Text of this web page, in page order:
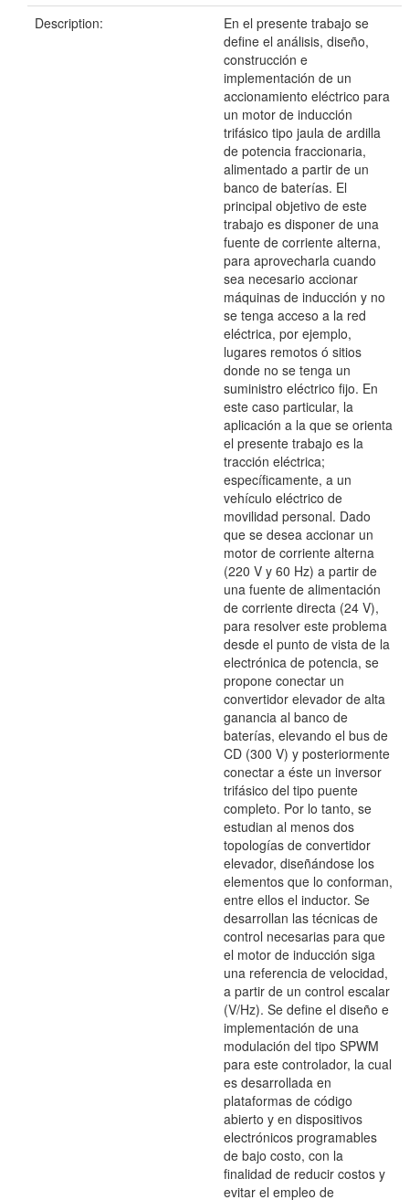
Description:
En el presente trabajo se
define el análisis, diseño,
construcción e
implementación de un
accionamiento eléctrico para
un motor de inducción
trifásico tipo jaula de ardilla
de potencia fraccionaria,
alimentado a partir de un
banco de baterías. El
principal objetivo de este
trabajo es disponer de una
fuente de corriente alterna,
para aprovecharla cuando
sea necesario accionar
máquinas de inducción y no
se tenga acceso a la red
eléctrica, por ejemplo,
lugares remotos ó sitios
donde no se tenga un
suministro eléctrico fijo. En
este caso particular, la
aplicación a la que se orienta
el presente trabajo es la
tracción eléctrica;
específicamente, a un
vehículo eléctrico de
movilidad personal. Dado
que se desea accionar un
motor de corriente alterna
(220 V y 60 Hz) a partir de
una fuente de alimentación
de corriente directa (24 V),
para resolver este problema
desde el punto de vista de la
electrónica de potencia, se
propone conectar un
convertidor elevador de alta
ganancia al banco de
baterías, elevando el bus de
CD (300 V) y posteriormente
conectar a éste un inversor
trifásico del tipo puente
completo. Por lo tanto, se
estudian al menos dos
topologías de convertidor
elevador, diseñándose los
elementos que lo conforman,
entre ellos el inductor. Se
desarrollan las técnicas de
control necesarias para que
el motor de inducción siga
una referencia de velocidad,
a partir de un control escalar
(V/Hz). Se define el diseño e
implementación de una
modulación del tipo SPWM
para este controlador, la cual
es desarrollada en
plataformas de código
abierto y en dispositivos
electrónicos programables
de bajo costo, con la
finalidad de reducir costos y
evitar el empleo de